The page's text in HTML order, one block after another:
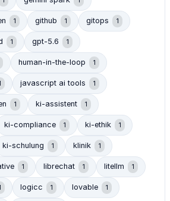
1 github 1 gitops 1
1 gpt-5.6 1
human-in-the-loop 1
javascript ai tools 1
1 ki-assistent 1
ki-compliance 1 ki-ethik 1
ki-schulung 1 klinik 1
1 librechat 1 litellm 1
logicc 1 lovable 1